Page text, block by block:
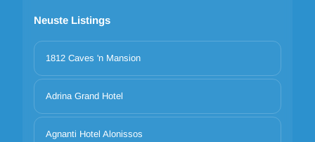
Neuste Listings
1812 Caves 'n Mansion
Adrina Grand Hotel
Agnanti Hotel Alonissos